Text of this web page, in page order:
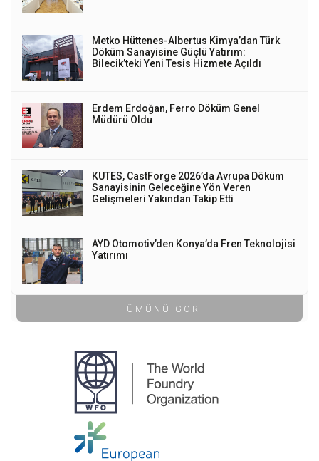
Metko Hüttenes-Albertus Kimya’dan Türk
Döküm Sanayisine Güçlü Yatırım:
Bilecik’teki Yeni Tesis Hizmete Açıldı
Erdem Erdoğan, Ferro Döküm Genel
Müdürü Oldu
KUTES, CastForge 2026’da Avrupa Döküm
Sanayisinin Geleceğine Yön Veren
Gelişmeleri Yakından Takip Etti
AYD Otomotiv’den Konya’da Fren Teknolojisi
Yatırımı
TÜMÜNÜ GÖR